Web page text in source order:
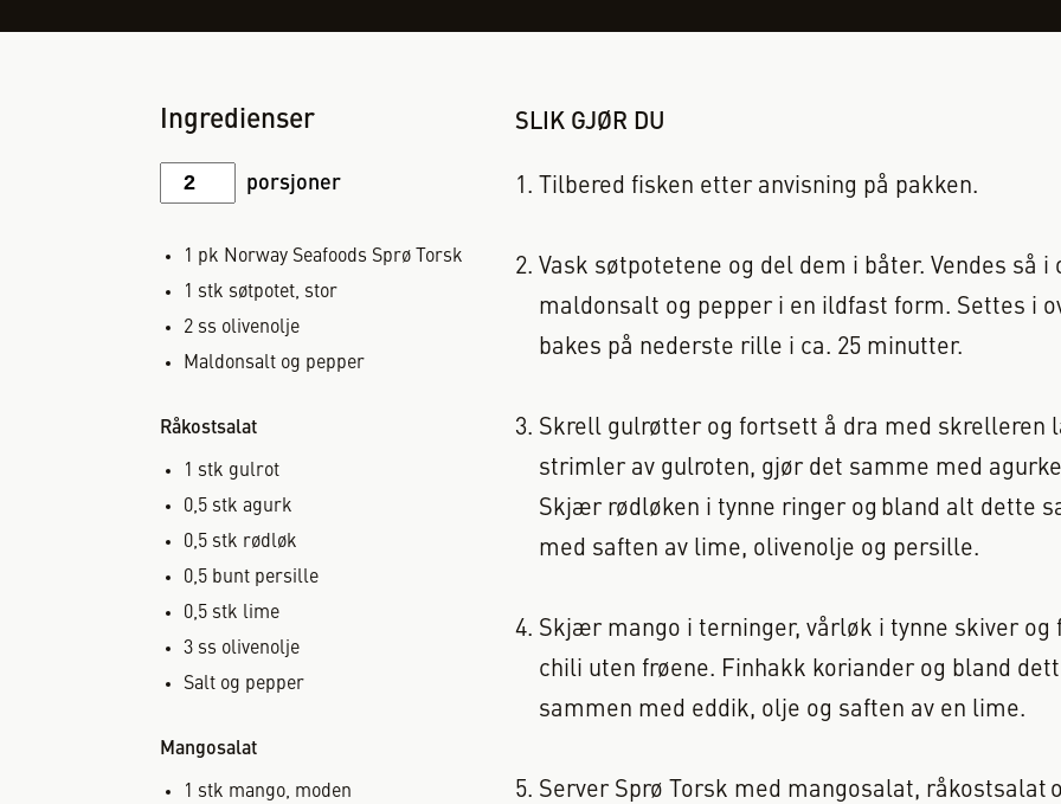
Ingredienser
porsjoner
1 pk Norway Seafoods Sprø Torsk
1
stk søtpotet, stor
2 ss olivenolje
Maldonsalt og pepper
Råkostsalat
1 stk gulrot
0,5 stk agurk
0,5 stk rødløk
0,5 bunt persille
0,5 stk lime
3 ss olivenolje
Salt og pepper
Mangosalat
1 stk mango, moden
SLIK GJØR DU
Tilbered fisken etter anvisning på pakken.
Vask søtpotetene og del dem i båter. Vendes så i
maldonsalt og pepper i en ildfast form. Settes i
bakes på nederste rille i ca. 25 minutter.
Skrell gulrøtter og fortsett å dra med skrelleren
strimler av gulroten, gjør det samme med
Skjær rødløken i tynne ringer og bland alt dette
med saften av lime, olivenolje og persille.
Skjær mango i terninger, vårløk i tynne skiver og
chili uten frøene. Finhakk koriander og bland
sammen med eddik, olje og saften av en lime.
Server Sprø Torsk med mangosalat, råkostsalat